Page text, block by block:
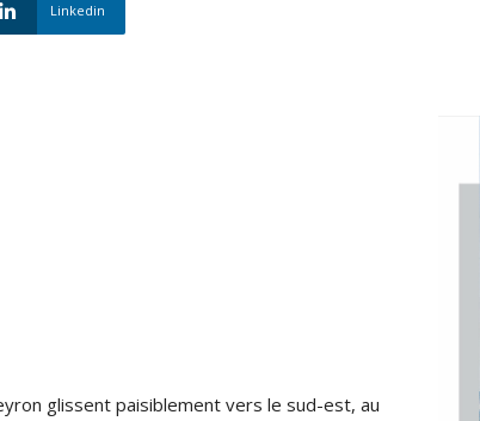
Linkedin
glissent paisiblement vers le sud-est, au